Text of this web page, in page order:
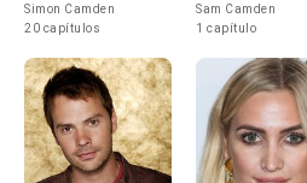
Simon Camden
20 capítulos
Sam Camden
1 capítulo